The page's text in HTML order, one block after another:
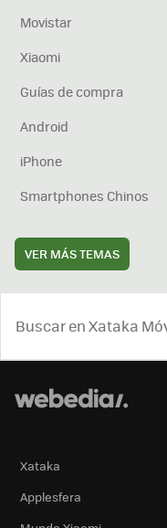
Movistar
Xiaomi
Guías de compra
Android
iPhone
Smartphones Chinos
VER MÁS TEMAS
Xataka
Applesfera